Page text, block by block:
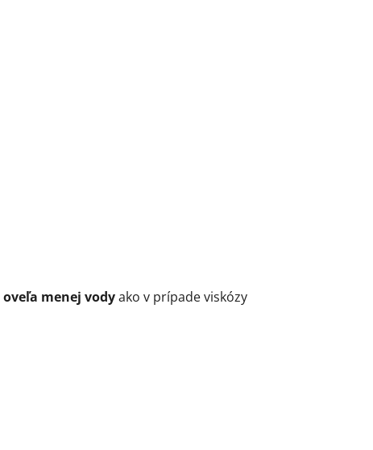
oveľa menej vodyako v prípade viskózy